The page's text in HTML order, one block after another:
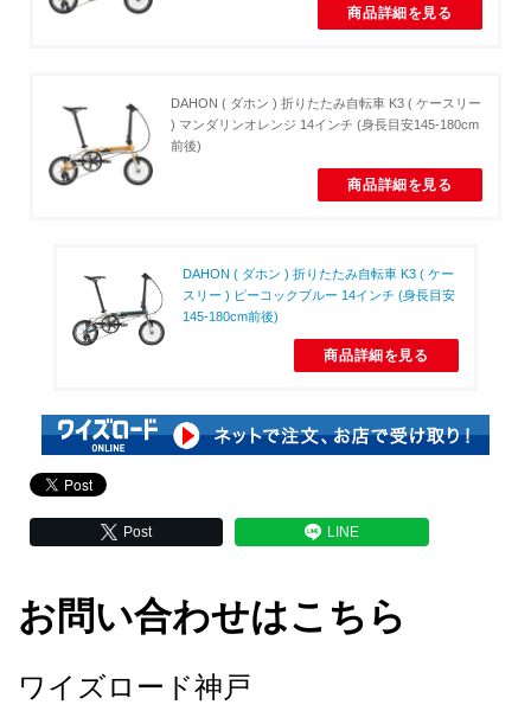
商品詳細を見る
DAHON ( ダホン ) 折りたたみ自転車 K3 ( ケースリー
) マンダリンオレンジ 14インチ (身長目安145-180cm
前後)
商品詳細を見る
DAHON ( ダホン ) 折りたたみ自転車 K3 ( ケー
スリー ) ピーコックブルー 14インチ (身長目安
145-180cm前後)
商品詳細を見る
Post LINE
お問い合わせはこちら
ワイズロード神戸